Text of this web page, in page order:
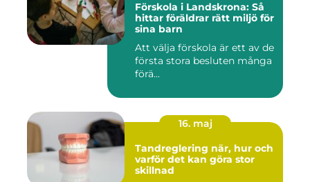
Förskola i Landskrona: Så
hittar föräldrar rätt miljö för
sina barn
Att välja förskola är ett av de
första stora besluten många
förä...
16. maj
Tandreglering när, hur och
varför det kan göra stor
skillnad